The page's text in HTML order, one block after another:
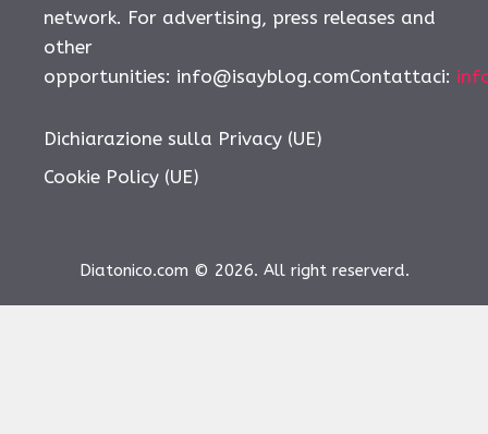
network. For advertising, press releases and
other
opportunities: info@isayblog.comContattaci:
Dichiarazione sulla Privacy (UE)
Cookie Policy (UE)
Diatonico.com © 2026. All right reserverd.